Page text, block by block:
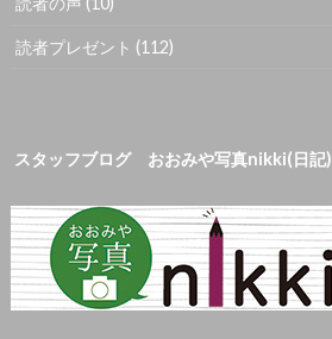
読者プレゼント (112)
スタッフブログ おおみや写真nikki(日記)